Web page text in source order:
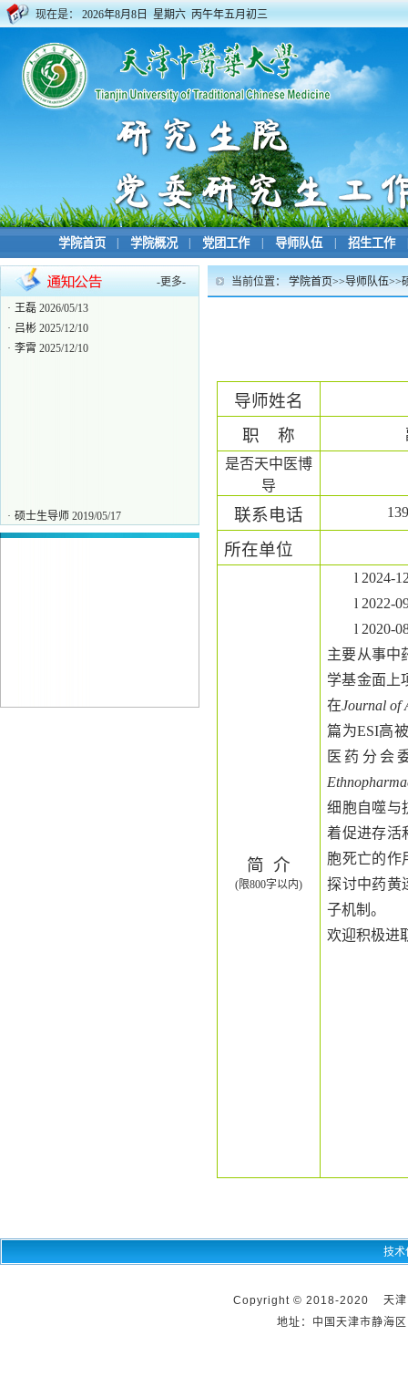
现在是： 2026年8月8日 星期六 丙午年五月初三
学院首页 学院概况 党团工作 导师队伍 招生工作
-更多-
硕士生导师 2019/05/17
· 王磊 2026/05/13
· 吕彬 2025/12/10
· 李霄 2025/12/10
· 硕士生导师 2019/05/17
· 王磊 2026/05/13
当前位置： 学院首页>>导师队伍>>
导师姓名
职
称
是否天中医博
导
联系电话
所在单位
简 介
(限800字以内)
l 2024-
l 2022-
l 2020-
主要从事中
学基金面上
在Journal of
篇为ESI高
医药分会
细胞自噬与
着促进存活
胞死亡的作
探讨中药黄
子机制。
欢迎积极进
技术
Copyright © 2018-2020 天津
地址：中国天津市静海